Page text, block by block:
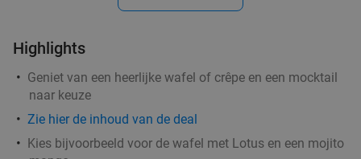
Poort
Di
Wo
Doesburg
Verkocht: 202 ,50
Highlights
Geniet van een heerlijke wafel of crêpe en een mocktail
naar keuze
Zie hier de inhoud van de deal
Kies bijvoorbeeld voor de wafel met Lotus en een mojito